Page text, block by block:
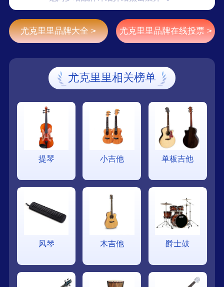
尤克里里品牌大全 > 尤克里里品牌在线投票 >
尤克里里相关榜单
提琴 小吉他 单板吉他
风琴 木吉他 爵士鼓